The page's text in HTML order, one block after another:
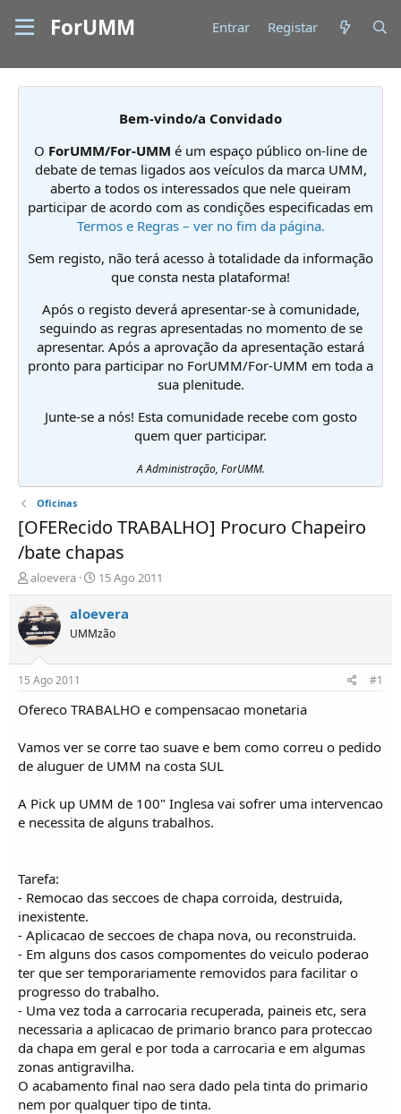
ForUMM Entrar Registar
Bem-vindo/a Convidado
O ForUMM/For-UMM é um espaço público on-line de
debate de temas ligados aos veículos da marca UMM,
aberto a todos os interessados que nele queiram
participar de acordo com as condições especificadas em
Termos e Regras – ver no fim da página.
Sem registo, não terá acesso à totalidade da informação
que consta nesta plataforma!
Após o registo deverá apresentar-se à comunidade,
seguindo as regras apresentadas no momento de se
apresentar. Após a aprovação da apresentação estará
pronto para participar no ForUMM/For-UMM em toda a
sua plenitude.
Junte-se a nós! Esta comunidade recebe com gosto
quem quer participar.
A Administração, ForUMM.
Oficinas
[OFERecido TRABALHO] Procuro Chapeiro
/bate chapas
I
n
i
c
i
d
o
r
T
ó
i
c
aloevera
D
a
t
d
í
o
15 Ago 2011
aloevera
UMMzão
15 Ago 2011 #1
Ofereco TRABALHO e compensacao monetaria
Vamos ver se corre tao suave e bem como correu o pedido
de aluguer de UMM na costa SUL
A Pick up UMM de 100" Inglesa vai sofrer uma intervencao
e necessita de alguns trabalhos.
Tarefa:
- Remocao das seccoes de chapa corroida, destruida,
inexistente.
- Aplicacao de seccoes de chapa nova, ou reconstruida.
- Em alguns dos casos compomentes do veiculo poderao
ter que ser temporariamente removidos para facilitar o
progresso do trabalho.
- Uma vez toda a carrocaria recuperada, paineis etc, sera
necessaria a aplicacao de primario branco para proteccao
da chapa em geral e por toda a carrocaria e em algumas
zonas antigravilha.
O acabamento final nao sera dado pela tinta do primario
nem por qualquer tipo de tinta.